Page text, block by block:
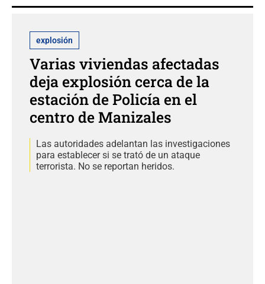
explosión
Varias viviendas afectadas
deja explosión cerca de la
estación de Policía en el
centro de Manizales
Las autoridades adelantan las investigaciones
para establecer si se trató de un ataque
terrorista. No se reportan heridos.